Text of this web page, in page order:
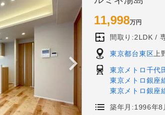
11,998万円
間取り:2LDK
東京都台東区
東京メトロ千代
東京メトロ銀座
東京メトロ銀座
築年月:1996年8